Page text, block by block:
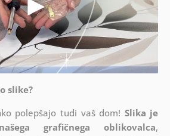
slike?
polepšajo tudi vaš dom! Slika je
grafičnega oblikovalca,